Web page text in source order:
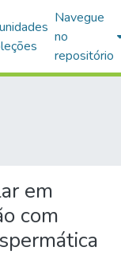
Navegue
no
repositório
em
com